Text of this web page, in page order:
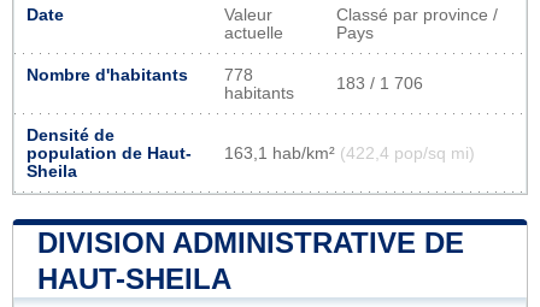
Date
Valeur
actuelle
Classé par province /
Pays
Nombre d'habitants
778
habitants
183 / 1 706
Densité de
population de Haut-
Sheila
163,1 hab/km² (422,4 pop/sq mi)
DIVISION ADMINISTRATIVE DE
HAUT-SHEILA